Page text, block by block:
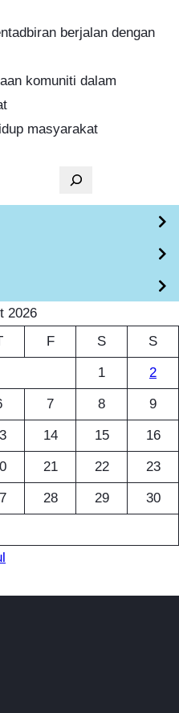
berjalan dengan
komuniti dalam
masyarakat
2026
F S S
1 2
7 8 9
14 15 16
21 22 23
28 29 30